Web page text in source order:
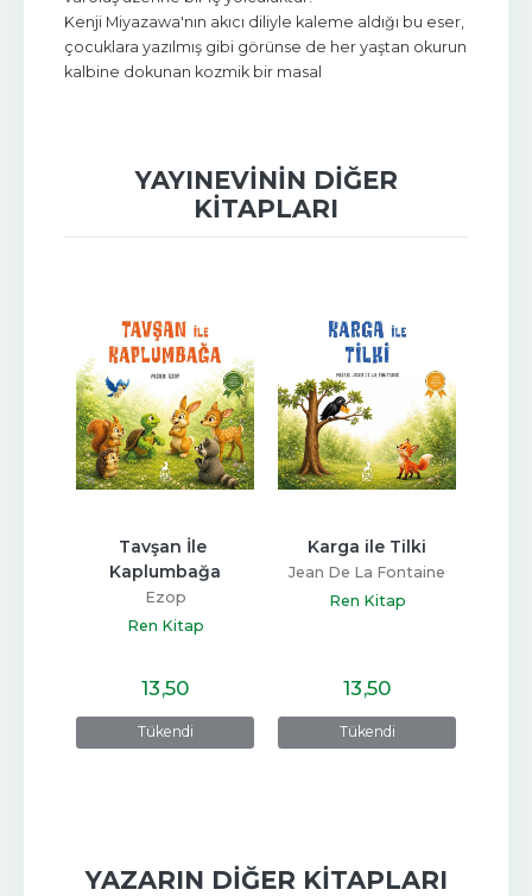
Kenji Miyazawa'nın akıcı diliyle kaleme aldığı bu eser,
çocuklara yazılmış gibi görünse de her yaştan okurun
kalbine dokunan kozmik bir masal
YAYINEVININ DIĞER
KITAPLARI
Tükendi
Tavşan İle
Kaplumbağa
Ezop
Ren Kitap
13,50
Tükendi
Karga ile Tilki
Jean De La Fontaine
Ren Kitap
13,50
YAZARIN DIĞER KITAPLARI